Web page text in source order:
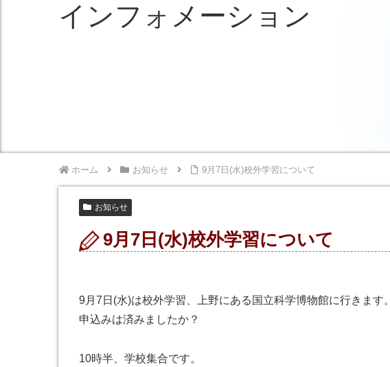
インフォメーション
ホーム お知らせ 9月7日(水)校外学習について
お知らせ
9月7日(水)校外学習について
9月7日(水)は校外学習、上野にある国立科学博物館に行きます。
申込みは済みましたか？
10時半、学校集合です。